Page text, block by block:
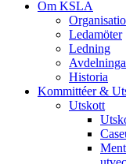
Om KSLA
Ledamöter
Ledning
Historia
Kommittéer &
Utskott